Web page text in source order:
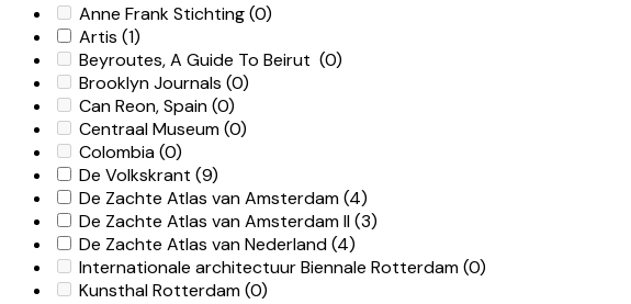
Anne Frank Stichting(0)
Artis (1)
Beyroutes, A Guide To Beirut (0)
Brooklyn Journals (0)
Can Reon, Spain(0)
Centraal Museum(0)
Colombia(0)
De Volkskrant (9)
De Zachte Atlas van Amsterdam(4)
De Zachte Atlas van Amsterdam II(3)
De Zachte Atlas van Nederland(4)
Internationale architectuur Biennale Rotterdam(0)
Kunsthal Rotterdam(0)